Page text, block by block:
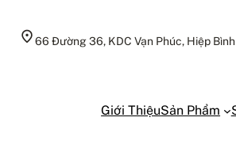
66 Đường 36, KDC Vạn Phúc, Hiệp
Giới ThiệuSản Phẩm